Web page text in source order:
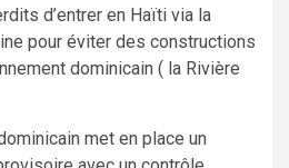
d’entrer en Haïti via la
pour éviter des constructions
dominicain ( la Rivière
met en place un